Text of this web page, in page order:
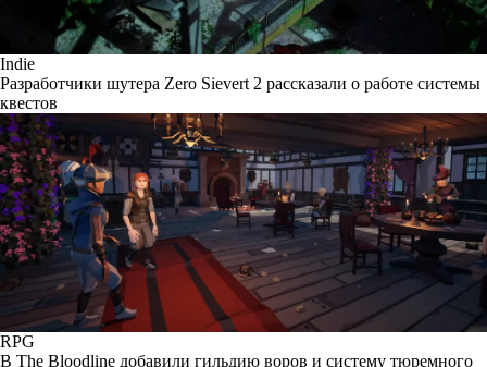
Indie
Разработчики шутера Zero Sievert 2 рассказали о работе системы
квестов
RPG
В The Bloodline добавили гильдию воров и систему тюремного